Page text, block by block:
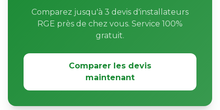
Comparez jusqu'à 3 devis d'installateurs
RGE près de chez vous. Service 100%
gratuit.
Comparer les devis
maintenant